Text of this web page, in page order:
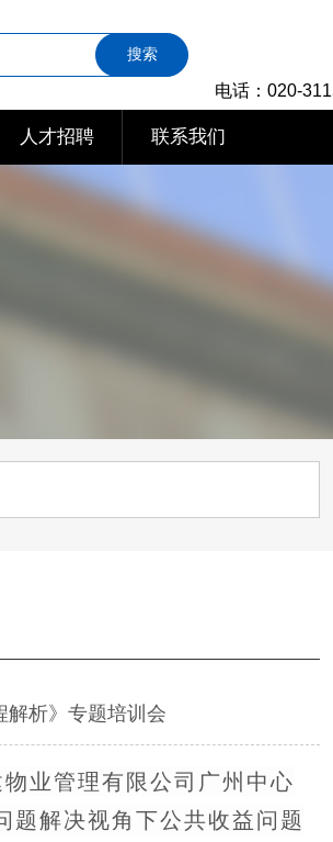
电话：020-
搜索
人才招聘 联系我们
解析》专题培训会
业管理有限公司广州中心
题解决视角下公共收益问题